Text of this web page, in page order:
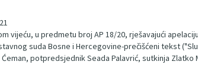
vijeću, u predmetu broj AP 18/20, rješavajući
suda Bosne i Hercegovine-prečišćeni tekst
potpredsjednik Seada Palavrić, sutkinja